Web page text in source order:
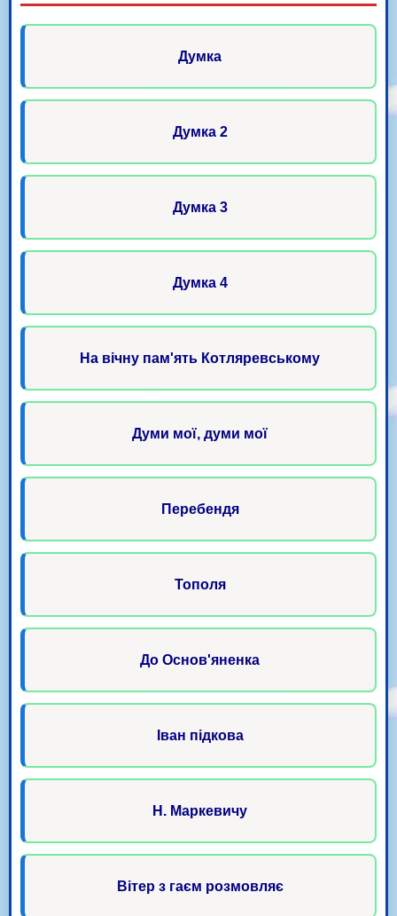
Думка
Думка 2
Думка 3
Думка 4
На вічну пам'ять Котляревському
Думи мої, думи мої
Перебендя
Тополя
До Основ'яненка
Іван підкова
Н. Маркевичу
Вітер з гаєм розмовляє